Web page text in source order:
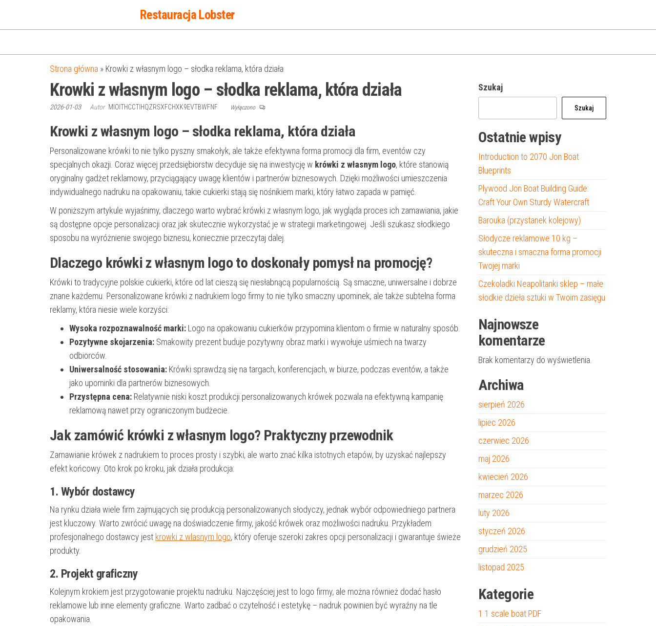
Restauracja Lobster
Strona główna » Krowki z własnym logo – słodka reklama, która działa
Krowki z własnym logo – słodka reklama, która działa
2026-01-03 Autor MIOITHCCTIHQZRSXFCHXK9EVTBWFNF Wyłączono
Krowki z własnym logo – słodka reklama, która działa
Personalizowane krówki to nie tylko pyszny smakołyk, ale także efektywna forma promocji dla firm, eventów czy
specjalnych okazji. Coraz więcej przedsiębiorstw decyduje się na inwestycję w krówki z własnym logo, które stanowią
oryginalny gadżet reklamowy, przyciągający uwagę klientów i partnerów biznesowych. Dzięki możliwości umieszczenia
indywidualnego nadruku na opakowaniu, takie cukierki stają się nośnikiem marki, który łatwo zapada w pamięć.
W poniższym artykule wyjaśnimy, dlaczego warto wybrać krówki z własnym logo, jak wygląda proces ich zamawiania, jakie
są dostępne opcje personalizacji oraz jak skutecznie wykorzystać je w strategii marketingowej. Jeśli szukasz słodkiego
sposobu na wyróżnienie swojego biznesu, koniecznie przeczytaj dalej.
Dlaczego krówki z własnym logo to doskonały pomysł na promocję?
Krówki to tradycyjne polskie cukierki, które od lat cieszą się niesłabnącą popularnością. Są smaczne, uniwersalne i dobrze
znane każdemu. Personalizowane krówki z nadrukiem logo firmy to nie tylko smaczny upominek, ale także subtelna forma
reklamy, która niesie wiele korzyści:
Wysoka rozpoznawalność marki: Logo na opakowaniu cukierków przypomina klientom o firmie w naturalny sposób.
Pozytywne skojarzenia: Smakowity prezent buduje pozytywny obraz marki i wywołuje uśmiech na twarzy
odbiorców.
Uniwersalność stosowania: Krówki sprawdzą się na targach, konferencjach, w biurze, podczas eventów, a także
jako upominki dla partnerów biznesowych.
Przystępna cena: Relatywnie niski koszt produkcji personalizowanych krówek pozwala na efektywną kampanię
reklamową nawet przy ograniczonym budżecie.
Jak zamówić krówki z własnym logo? Praktyczny przewodnik
Zamawianie krówek z nadrukiem to proces prosty i szybki, ale warto znać kilka istotnych etapów, by uzyskać najlepszy
efekt końcowy. Oto krok po kroku, jak działa produkcja:
1. Wybór dostawcy
Na rynku działa wiele firm zajmujących się produkcją personalizowanych słodyczy, jednak wybór odpowiedniego partnera
jest kluczowy. Warto zwrócić uwagę na doświadczenie firmy, jakość krówek oraz możliwości nadruku. Przykładem
profesjonalnego dostawcy jest krowki z wlasnym logo, który oferuje szeroki zakres opcji personalizacji i gwarantuje świeże
produkty.
2. Projekt graficzny
Kolejnym krokiem jest przygotowanie projektu nadruku. Najczęściej jest to logo firmy, ale można również dodać hasło
reklamowe lub inne elementy graficzne. Warto zadbać o czytelność i estetykę – nadruk powinien być wyraźny na tle
opakowania.
Szukaj
Szukaj
Ostatnie wpisy
Introduction to 2070 Jon Boat
Blueprints
Plywood Jon Boat Building Guide:
Craft Your Own Sturdy Watercraft
Barouka (przystanek kolejowy)
Słodycze reklamowe 10 kg –
skuteczna i smaczna forma promocji
Twojej marki
Czekoladki Neapolitanki sklep – małe
słodkie dzieła sztuki w Twoim zasięgu
Najnowsze
komentarze
Brak komentarzy do wyświetlenia.
Archiwa
sierpień 2026
lipiec 2026
czerwiec 2026
maj 2026
kwiecień 2026
marzec 2026
luty 2026
styczeń 2026
grudzień 2025
listopad 2025
Kategorie
1 1 scale boat PDF